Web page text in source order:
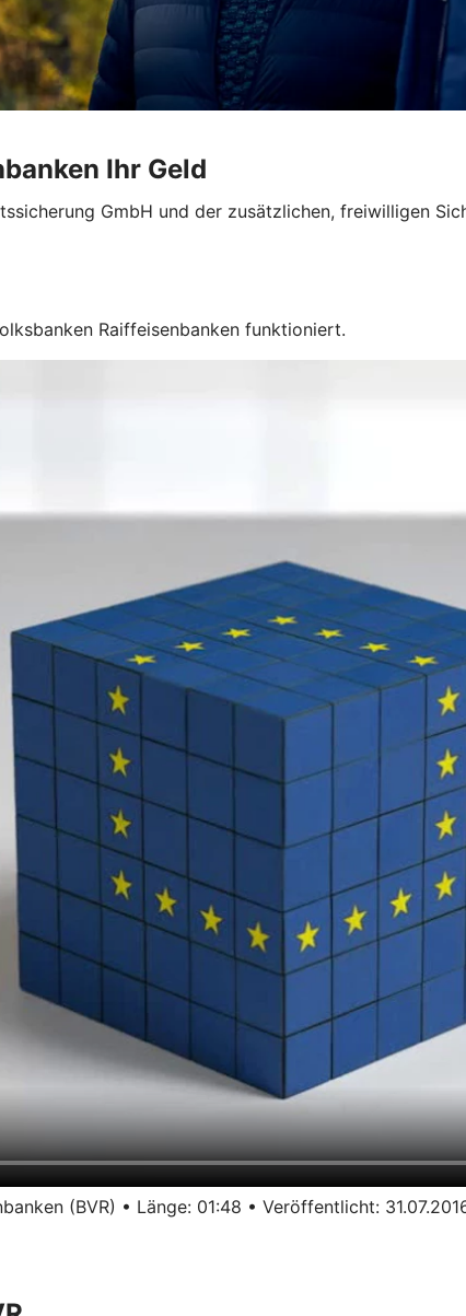
Ihr Geld
GmbH und der zusätzlichen, freiwilligen
Raiffeisenbanken funktioniert.
(BVR) • Länge: 01:48 • Veröffentlicht: